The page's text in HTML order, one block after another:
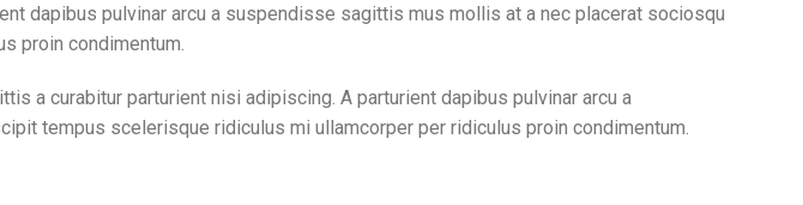
dapibus pulvinar arcu a suspendisse sagittis mus mollis at a nec placerat sociosqu
proin condimentum.
a curabitur parturient nisi adipiscing. A parturient dapibus pulvinar arcu a
tempus scelerisque ridiculus mi ullamcorper per ridiculus proin condimentum.